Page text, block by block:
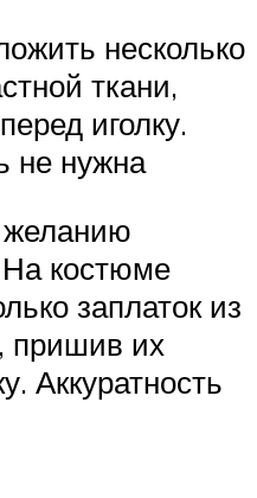
несколько
ткани,
иголку.
не нужна
На костюме
заплаток из
пришив их
Аккуратность